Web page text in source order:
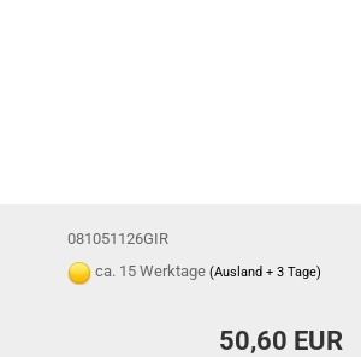
081051126GIR
ca. 15 Werktage(Ausland + 3 Tage)
50,60 EUR